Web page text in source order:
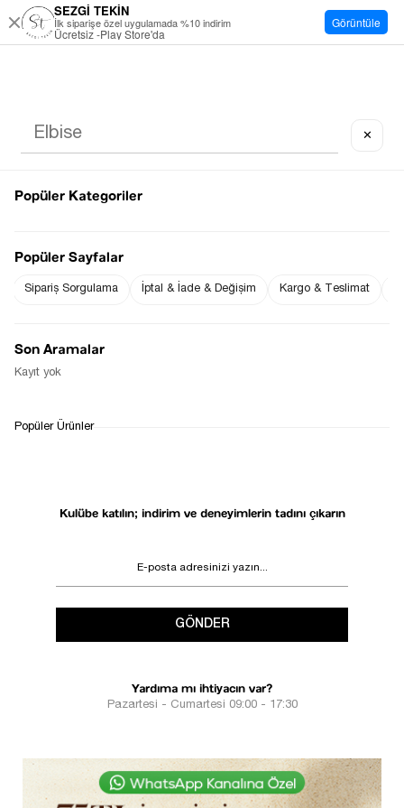
Kulübe katılın; indirim ve deneyimlerin tadını çıkarın
GÖNDER
Yardıma mı ihtiyacın var?
Pazartesi - Cumartesi 09:00 - 17:30
SEZGİ TEKİN
İlk siparişe özel uygulamada %10 indirim
Ücretsiz -Play Store'da
Görüntüle
✕
Popüler Kategoriler
Popüler Sayfalar
Sipariş Sorgulama İptal & İade & Değişim Kargo & Teslimat
Son Aramalar
Kayıt yok
Popüler Ürünler